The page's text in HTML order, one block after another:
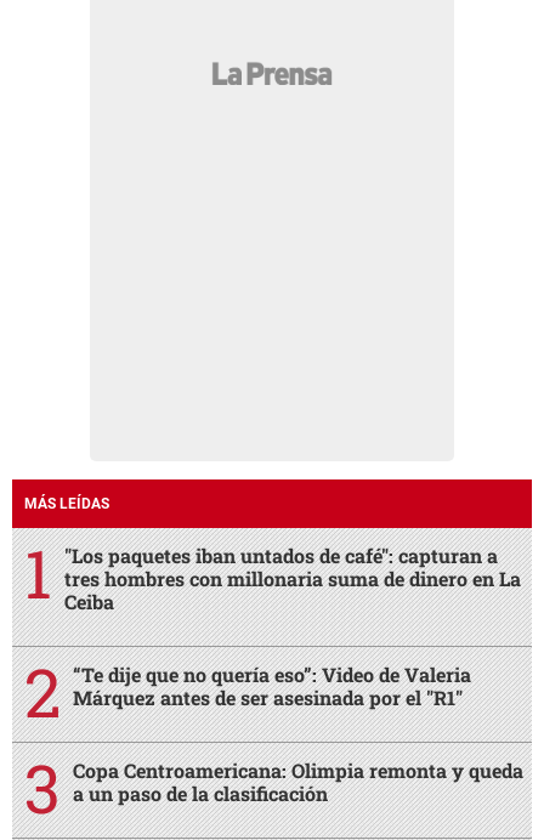
MÁS LEÍDAS
"Los paquetes iban untados de café": capturan a
tres hombres con millonaria suma de dinero en La
Ceiba
“Te dije que no quería eso”: Video de Valeria
Márquez antes de ser asesinada por el "R1"
Copa Centroamericana: Olimpia remonta y queda
a un paso de la clasificación